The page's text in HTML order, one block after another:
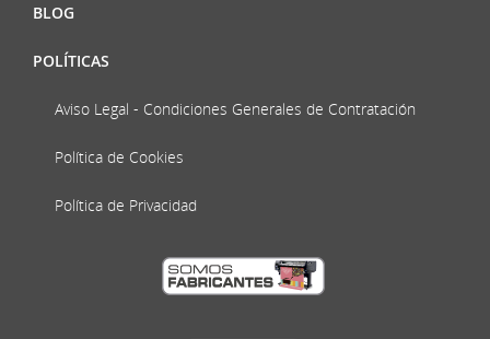
BLOG
POLÍTICAS
Aviso Legal - Condiciones Generales de Contratación
Política de Cookies
Política de Privacidad